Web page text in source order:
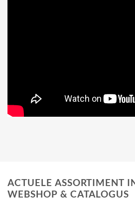
ACTUELE ASSORTIMENT
WEBSHOP & CATALOGUS